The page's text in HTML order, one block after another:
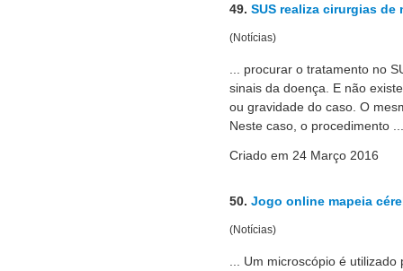
49. SUS realiza cirurgias
(Notícias)
... procurar o tratamento no
sinais da doença. E não
ou gravidade do caso. O
Neste caso, o procedimento ...
Criado em 24 Março 2016
50. Jogo online mapeia
(Notícias)
... Um microscópio é